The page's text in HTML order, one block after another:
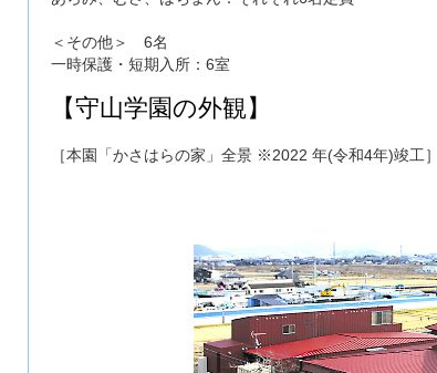
＜その他＞ 6名
一時保護・短期入所：6室
【守山学園の外観】
［本園「かさはらの家」全景 ※2022 年(令和4年)竣工］